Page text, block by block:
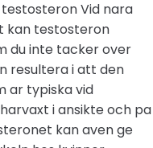
Vid nara
kan testosteron
du inte tacker over
resultera i att den
ar typiska vid
i ansikte och pa
kan aven ge